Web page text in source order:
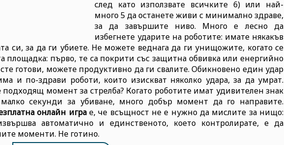
след като използвате всичките 6) или най-
много 5 да останете живи с минимално здраве,
за да завършите ниво. Много е лесно да
избегнете ударите на роботите: имате някакъв
си, за да ги убиете. Не можете веднага да ги унищожите, когато се
площадка: първо, те са покрити със защитна обвивка или енергийно
готови, можете продуктивно да ги свалите. Обикновено един удар
и по-здрави роботи, които изискват няколко удара, за да умрат.
момент за стрелба? Когато роботите имат удивителен знак
секунди за убиване, много добър момент да го направите.
онлайн играе, че всъщност не е нужно да мислите за нищо:
автоматично и единственото, което контролирате, е да
моменти. Не готино.